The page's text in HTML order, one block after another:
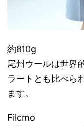
約810g
尾州ウールは世界
ラートとも比べら
ます。
Filomo